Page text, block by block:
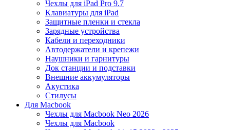
Чехлы для iPad Pro 9.7
Клавиатуры для iPad
Защитные пленки и стекла
Зарядные устройства
Кабели и переходники
Автодержатели и крепежи
Наушники и гарнитуры
Док станции и подставки
Внешние аккумуляторы
Акустика
Стилусы
Для Macbook
Чехлы для Macbook Neo 2026
Чехлы для Macbook